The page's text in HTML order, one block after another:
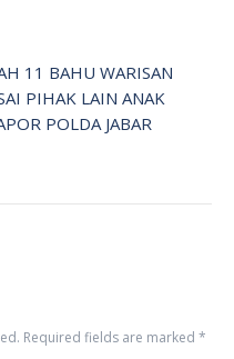
11 BAHU WARISAN
PIHAK LAIN ANAK
POLDA JABAR
Required fields are marked *